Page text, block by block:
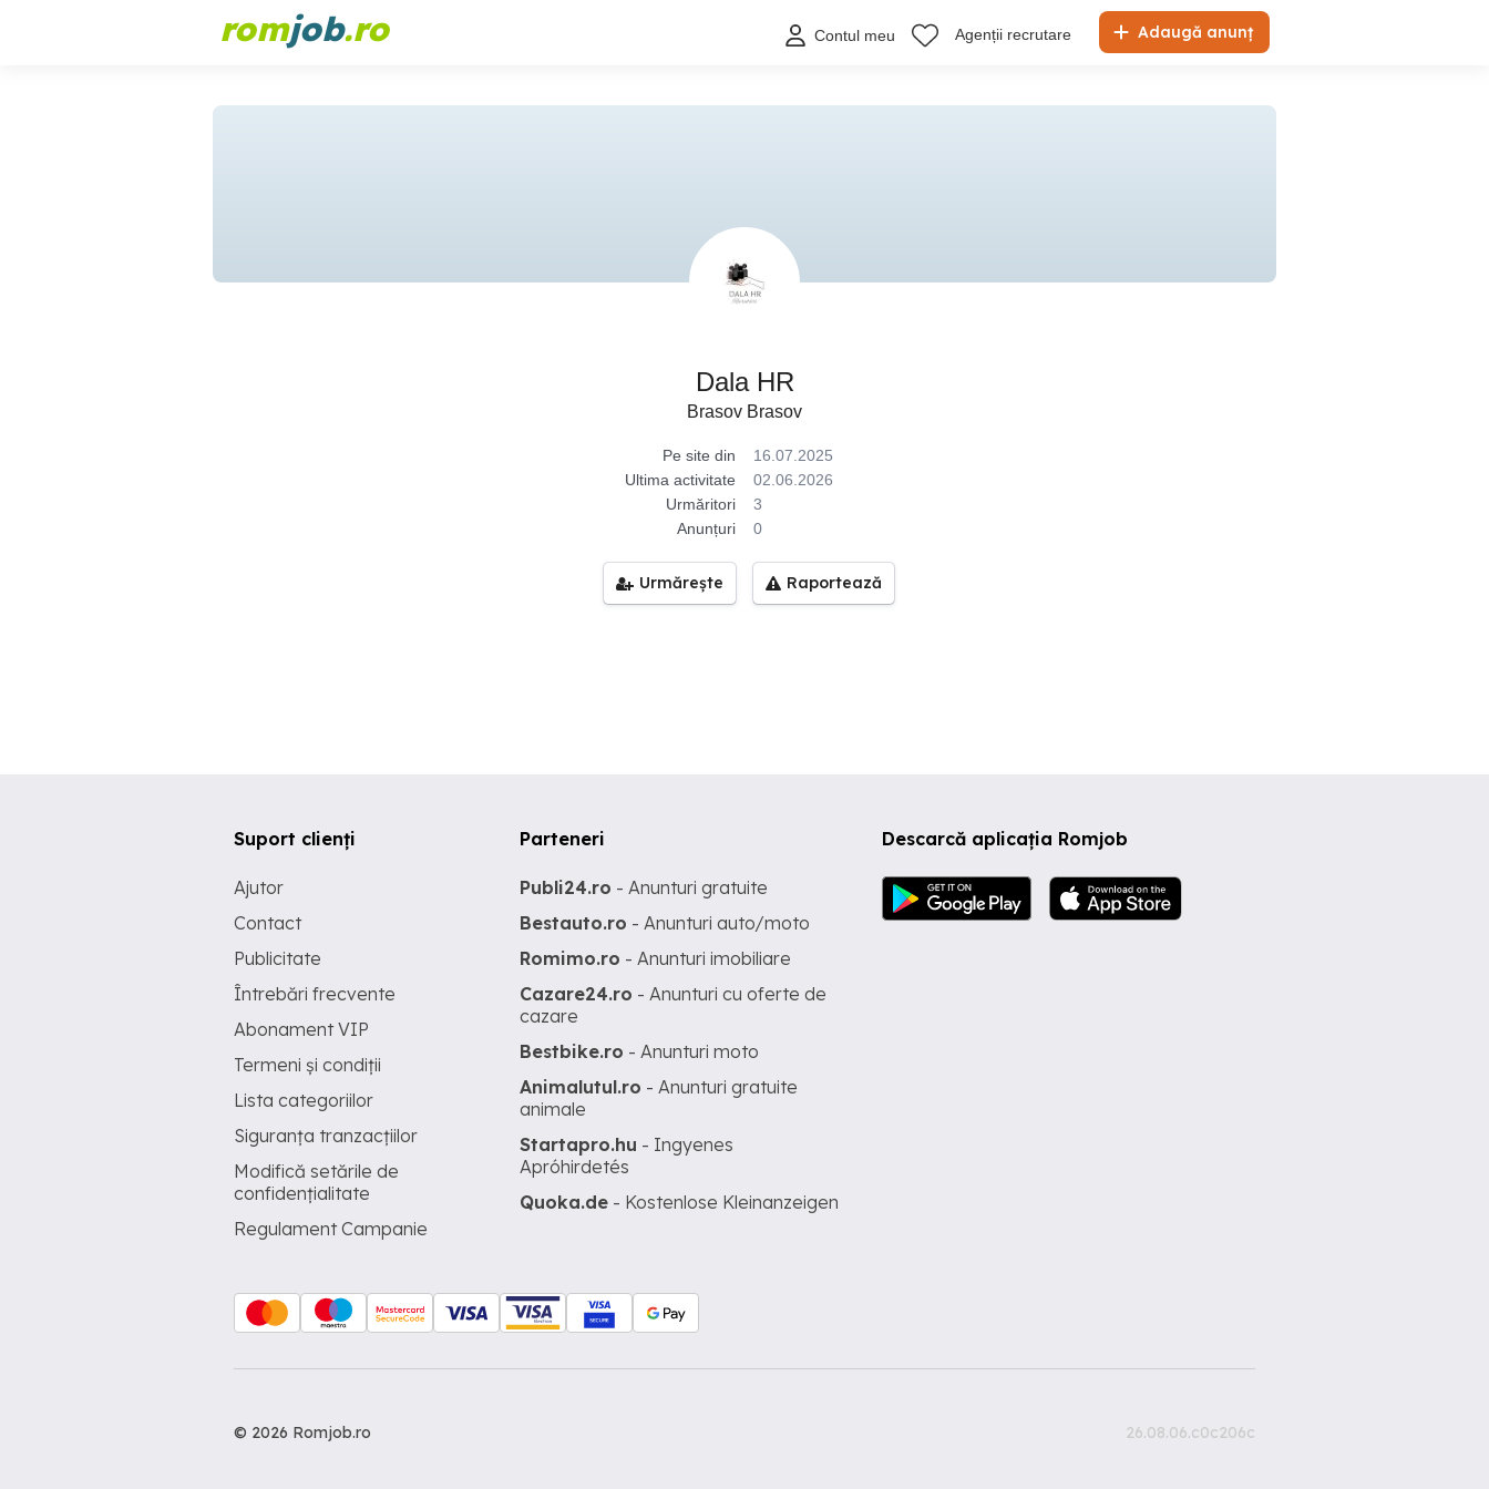
romjob.ro Adaugă anunț
Contul meu Agenții recrutare
Dala HR
Brasov Brasov
Pe site din
16.07.2025
Ultima activitate
02.06.2026
Urmăritori
3
Anunțuri
0
Urmărește Raportează
Descarcă aplicația Romjob
Suport clienți
Ajutor
Contact
Publicitate
Întrebări frecvente
Abonament VIP
Termeni și condiții
Lista categoriilor
Siguranța tranzacțiilor
Modifică setările de
confidențialitate
Regulament Campanie
Parteneri
Publi24.ro - Anunturi gratuite
Bestauto.ro - Anunturi auto/moto
Romimo.ro - Anunturi imobiliare
Cazare24.ro - Anunturi cu oferte de
cazare
Bestbike.ro - Anunturi moto
Animalutul.ro - Anunturi gratuite
animale
Startapro.hu - Ingyenes
Apróhirdetés
Quoka.de - Kostenlose Kleinanzeigen
© 2026 Romjob.ro 26.08.06.c0c206c